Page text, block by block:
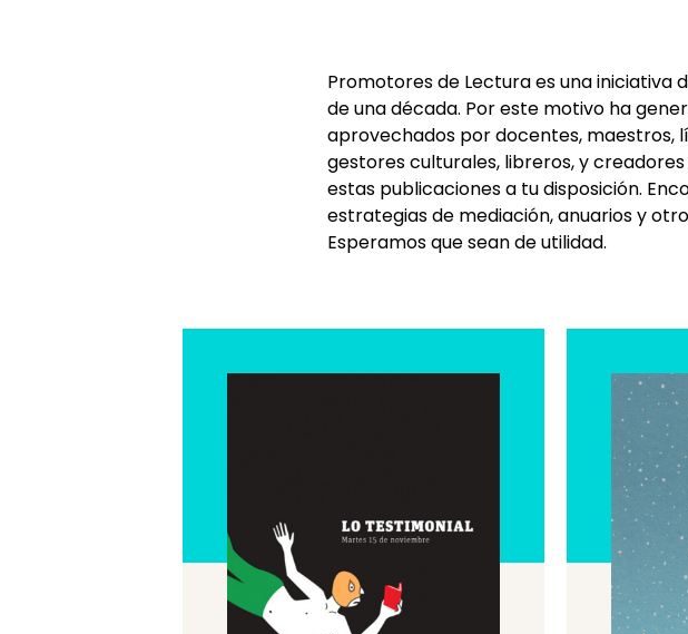
Promotores de Lectura es una iniciativa
de una década. Por este motivo ha
aprovechados por docentes, maestros,
gestores culturales, libreros, y
estas publicaciones a tu disposición.
estrategias de mediación, anuarios y
Esperamos que sean de utilidad.